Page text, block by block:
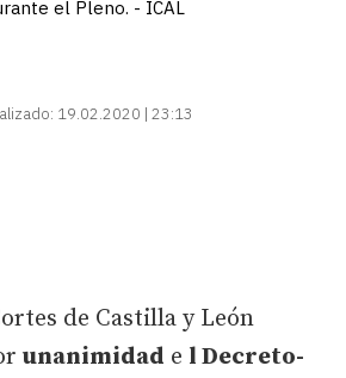
el Pleno. - ICAL
19.02.2020 | 23:13
de Castilla y León
unanimidad e l Decreto-